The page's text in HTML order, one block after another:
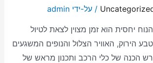
/ על-ידי admin
יחסית הוא זמן מצוין לצאת לטיול
הירוק, האוויר הצלול והנופים המשגעים
הכנה של כלי הרכב ותכנון מראש של